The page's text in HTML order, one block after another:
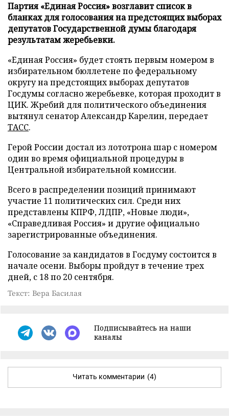
Партия «Единая Россия» возглавит список в
бланках для голосования на предстоящих выборах
депутатов Государственной думы благодаря
результатам жеребьевки.
«Единая Россия» будет стоять первым номером в
избирательном бюллетене по федеральному
округу на предстоящих выборах депутатов
Госдумы согласно жеребьевке, которая проходит в
ЦИК. Жребий для политического объединения
вытянул сенатор Александр Карелин, передает
ТАСС.
Герой России достал из лототрона шар с номером
один во время официальной процедуры в
Центральной избирательной комиссии.
Всего в распределении позиций принимают
участие 11 политических сил. Среди них
представлены КПРФ, ЛДПР, «Новые люди»,
«Справедливая Россия» и другие официально
зарегистрированные объединения.
Голосование за кандидатов в Госдуму состоится в
начале осени. Выборы пройдут в течение трех
дней, с 18 по 20 сентября.
Текст: Вера Басилая
Подписывайтесь на наши
каналы
Читать комментарии (4)